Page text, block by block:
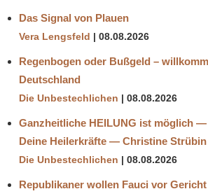
Das Signal von Plauen
Vera Lengsfeld 08.08.2026
Regenbogen oder Bußgeld –
Deutschland
Die Unbestechlichen 08.08.2026
Ganzheitliche HEILUNG ist möglich
Deine Heilerkräfte — Christine Strübin
Die Unbestechlichen 08.08.2026
Republikaner wollen Fauci vor